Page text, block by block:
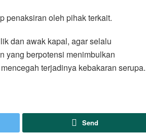
penaksiran oleh pihak terkait.
dan awak kapal, agar selalu
yang berpotensi menimbulkan
terjadinya kebakaran serupa.
Send